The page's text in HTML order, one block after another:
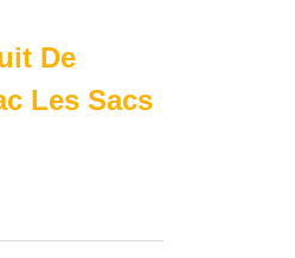
De
Les Sacs